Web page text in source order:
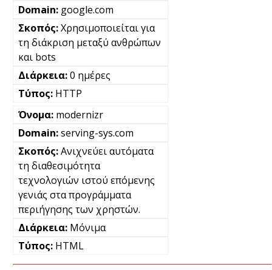
google.com
Χρησιμοποιείται για
τη διάκριση μεταξύ ανθρώπων
και bots
0 ημέρες
HTTP
modernizr
serving-sys.com
Ανιχνεύει αυτόματα
τη διαθεσιμότητα
τεχνολογιών ιστού επόμενης
γενιάς στα προγράμματα
περιήγησης των χρηστών.
Μόνιμα
HTML